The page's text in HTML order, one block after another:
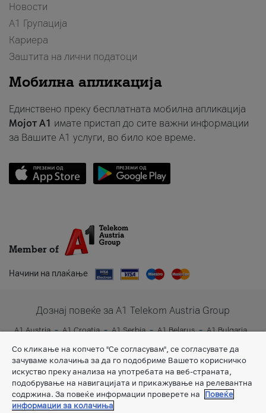
Новости
А1 Групација
Кариера
Заштита на лични податоци
Мобилна апликација
Единствено преку бесплатната мобилна апликација
Мојот A1 имате пристап до сите важни информации
за Вашите A1 услуги, во било кое време.
Member of
Начини на плаќање
Дознај повеќе за A1 Telekom Austria Group
A1 Austria A1 Croatia A1 Serbia A1 Belarus
A1 Bulgaria
A1 Slovenia
A1 Digital
Со кликање на копчето "Се согласувам", се согласувате да
зачуваме колачиња за да го подобриме Вашето корисничко
искуство преку анализа на употребата на веб-страната,
подобрување на навигацијата и прикажување на релевантна
содржина. За повеќе информации проверете на
Повеќе
информации за колачиња